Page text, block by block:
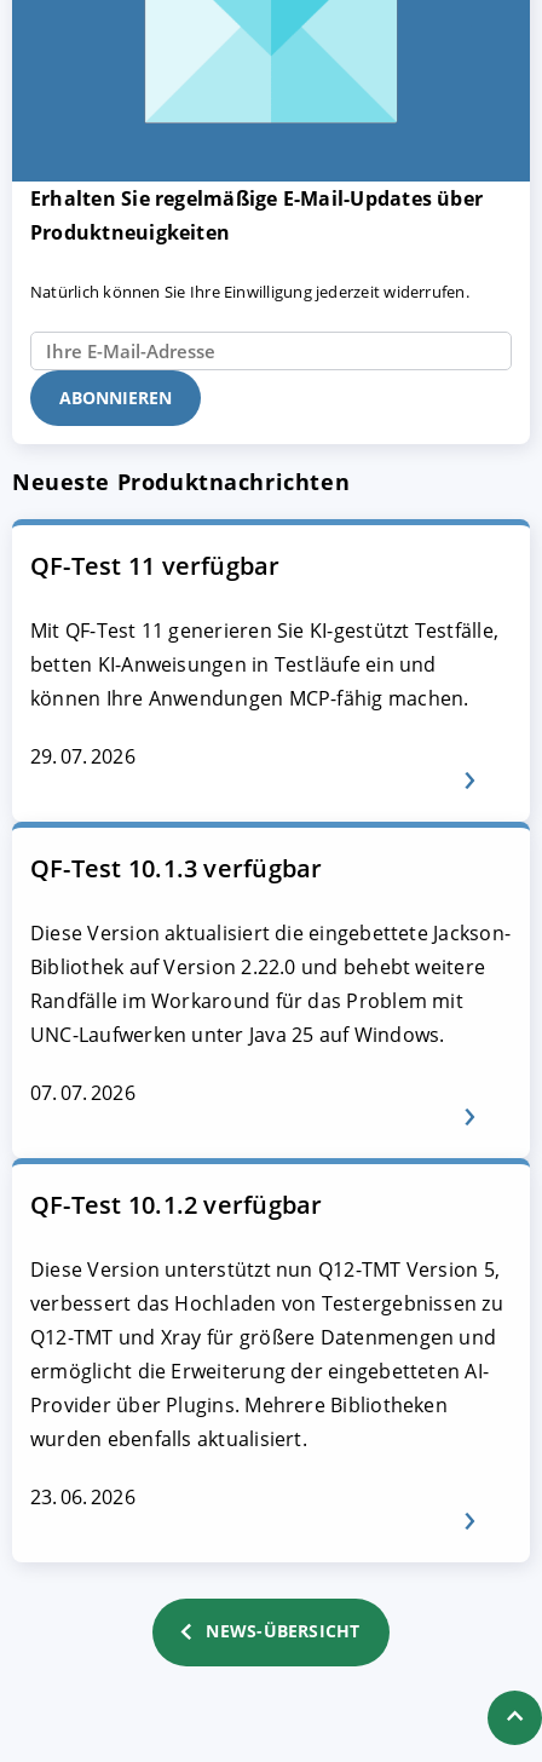
Erhalten Sie regelmäßige E-Mail-Updates über
Produktneuigkeiten
Natürlich können Sie Ihre Einwilligung jederzeit widerrufen.
Neueste Produktnachrichten
QF-Test 11 verfügbar
Mit QF-Test 11 generieren Sie KI-gestützt Testfälle,
betten KI-Anweisungen in Testläufe ein und
können Ihre Anwendungen MCP-fähig machen.
29. 07. 2026
QF-Test 10.1.3 verfügbar
Diese Version aktualisiert die eingebettete Jackson-
Bibliothek auf Version 2.22.0 und behebt weitere
Randfälle im Workaround für das Problem mit
UNC-Laufwerken unter Java 25 auf Windows.
07. 07. 2026
QF-Test 10.1.2 verfügbar
Diese Version unterstützt nun Q12-TMT Version 5,
verbessert das Hochladen von Testergebnissen zu
Q12-TMT und Xray für größere Datenmengen und
ermöglicht die Erweiterung der eingebetteten AI-
Provider über Plugins. Mehrere Bibliotheken
wurden ebenfalls aktualisiert.
23. 06. 2026
NEWS-ÜBERSICHT